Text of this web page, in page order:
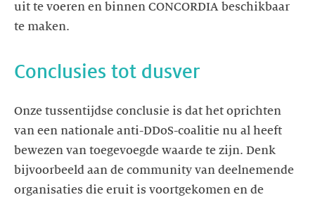
uit te voeren en binnen CONCORDIA beschikbaar
te maken.
Conclusies tot dusver
Onze tussentijdse conclusie is dat het oprichten
van een nationale anti-DDoS-coalitie nu al heeft
bewezen van toegevoegde waarde te zijn. Denk
bijvoorbeeld aan de community van deelnemende
organisaties die eruit is voortgekomen en de